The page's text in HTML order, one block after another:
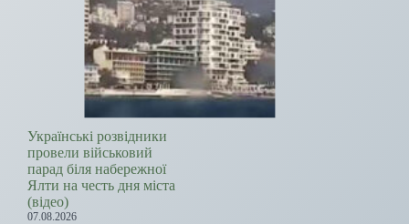
Українські розвідники
провели військовий
парад біля набережної
Ялти на честь дня міста
(відео)
07.08.2026